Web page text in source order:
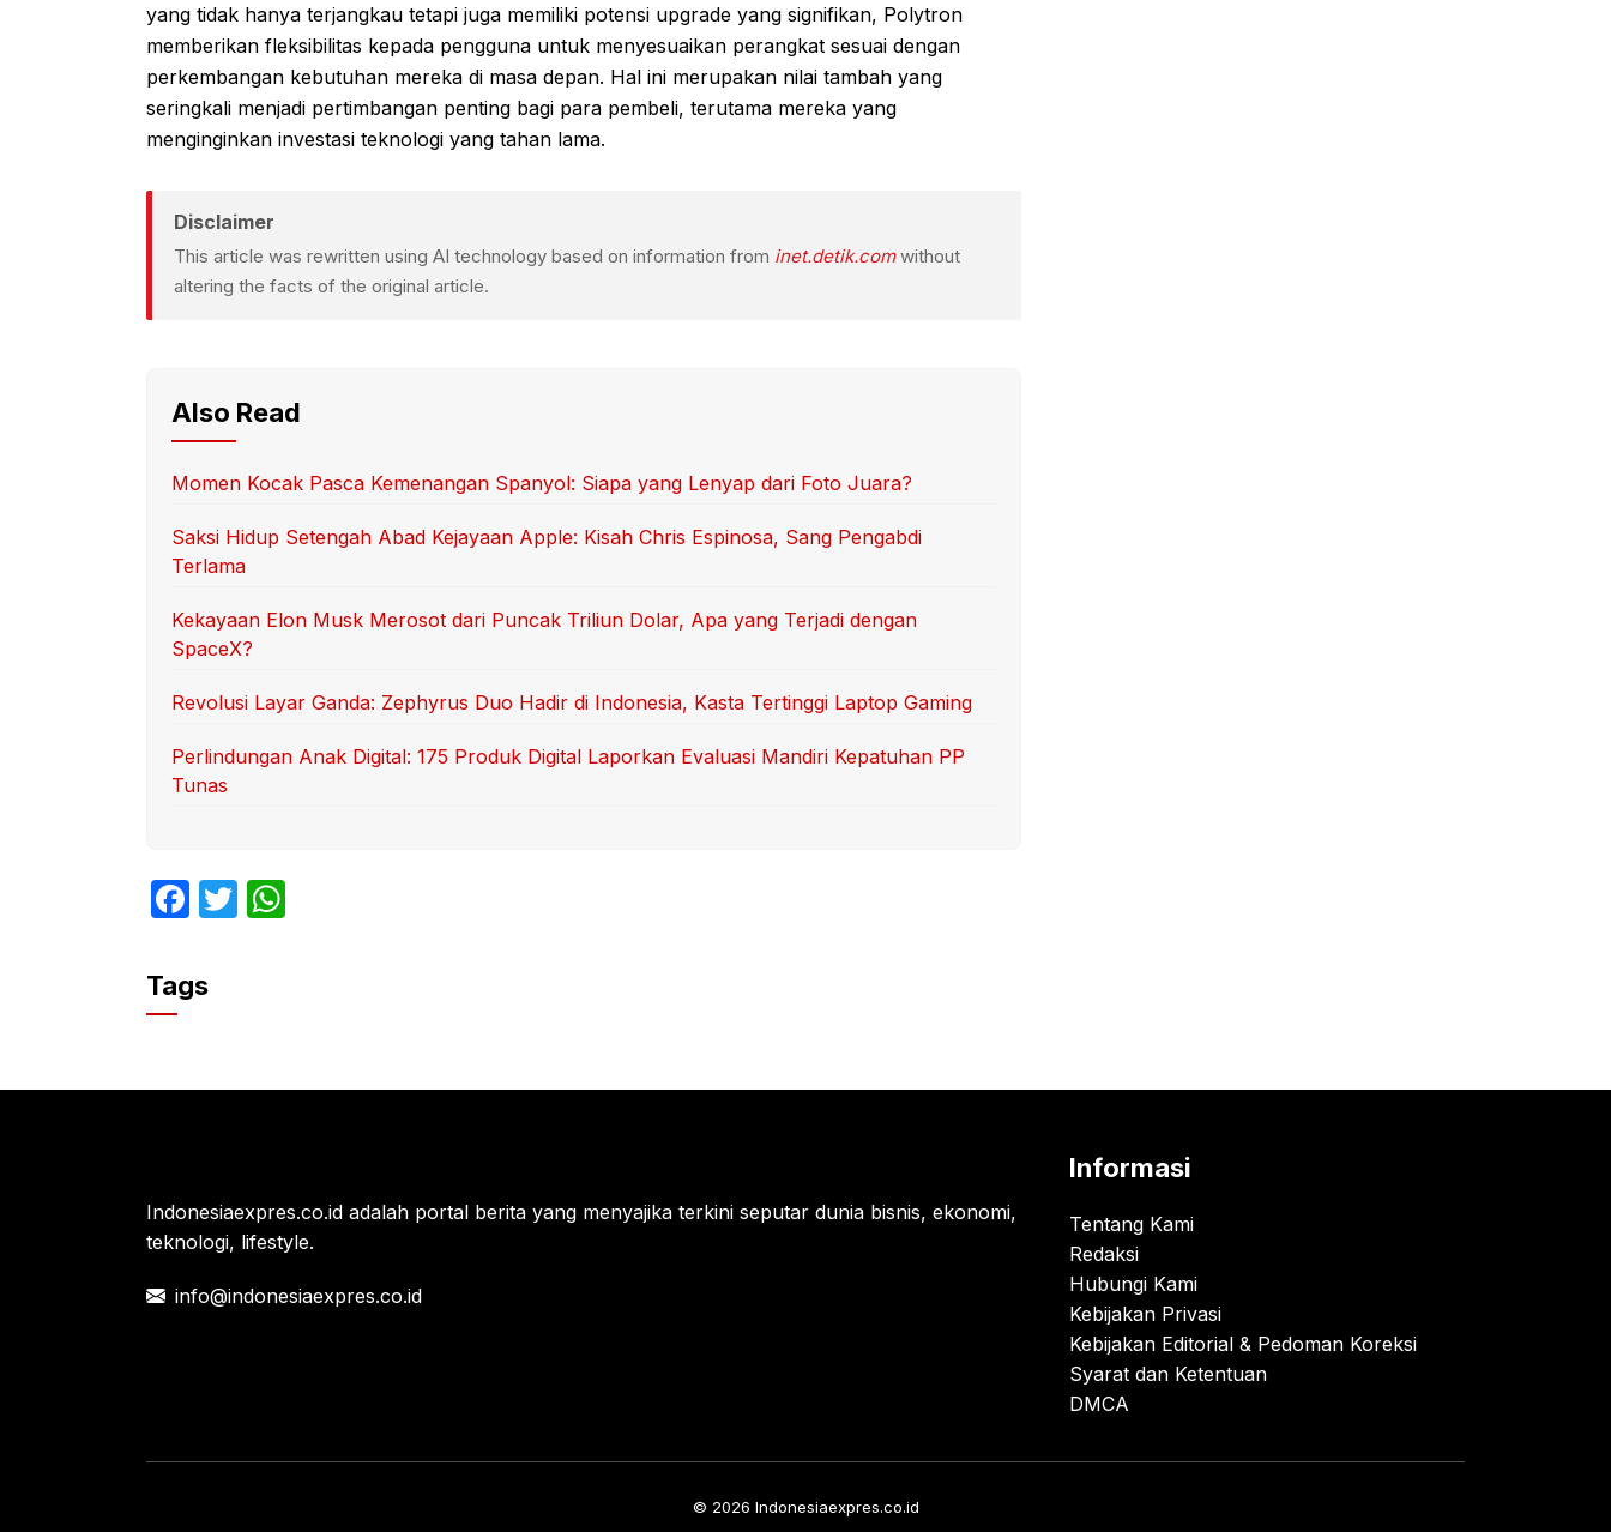
yang tidak hanya terjangkau tetapi juga memiliki potensi upgrade yang signifikan, Polytron
memberikan fleksibilitas kepada pengguna untuk menyesuaikan perangkat sesuai dengan
perkembangan kebutuhan mereka di masa depan. Hal ini merupakan nilai tambah yang
seringkali menjadi pertimbangan penting bagi para pembeli, terutama mereka yang
menginginkan investasi teknologi yang tahan lama.
Disclaimer
This article was rewritten using AI technology based on information from inet.detik.comwithout
altering the facts of the original article.
Also Read
Momen Kocak Pasca Kemenangan Spanyol: Siapa yang Lenyap dari Foto Juara?
Saksi Hidup Setengah Abad Kejayaan Apple: Kisah Chris Espinosa, Sang Pengabdi
Terlama
Kekayaan Elon Musk Merosot dari Puncak Triliun Dolar, Apa yang Terjadi dengan
SpaceX?
Revolusi Layar Ganda: Zephyrus Duo Hadir di Indonesia, Kasta Tertinggi Laptop Gaming
Perlindungan Anak Digital: 175 Produk Digital Laporkan Evaluasi Mandiri Kepatuhan PP
Tunas
F
c
e
o
T
p
Tags
Indonesiaexpres.co.id adalah portal berita yang menyajika terkini seputar dunia bisnis, ekonomi,
teknologi, lifestyle.
info@indonesiaexpres.co.id
Informasi
Tentang Kami
Redaksi
Hubungi Kami
Kebijakan Privasi
Kebijakan Editorial & Pedoman Koreksi
Syarat dan Ketentuan
DMCA
© 2026 Indonesiaexpres.co.id